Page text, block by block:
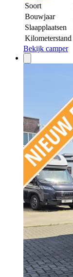
Soort
Bouwjaar
Slaapplaatsen
Kilometerstand
Bekijk camper